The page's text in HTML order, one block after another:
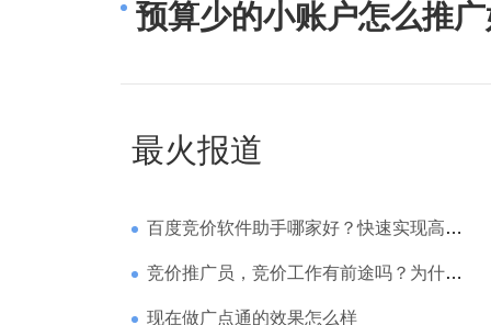
预算少的小账户怎么推
最火报道
百度竞价软件助手哪家好？快速实现高回报哪家强？
竞价推广员，竞价工作有前途吗？为什么待遇那么高
现在做广点通的效果怎么样